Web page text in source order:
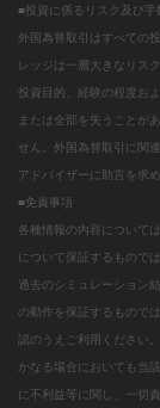
■投資に係るリスク及び手
外国為替取引はすべての
レッジは一層大きなリス
投資目的、経験の程度お
または全部を失うことが
せん。外国為替取引に関
アドバイザーに助言を求め
■免責事項
各種情報の内容について
について保証するもので
過去のシミュレーション
の動作を保証するもので
認のうえご利用ください
かなる場合においても当
に不利益等に関し、一切